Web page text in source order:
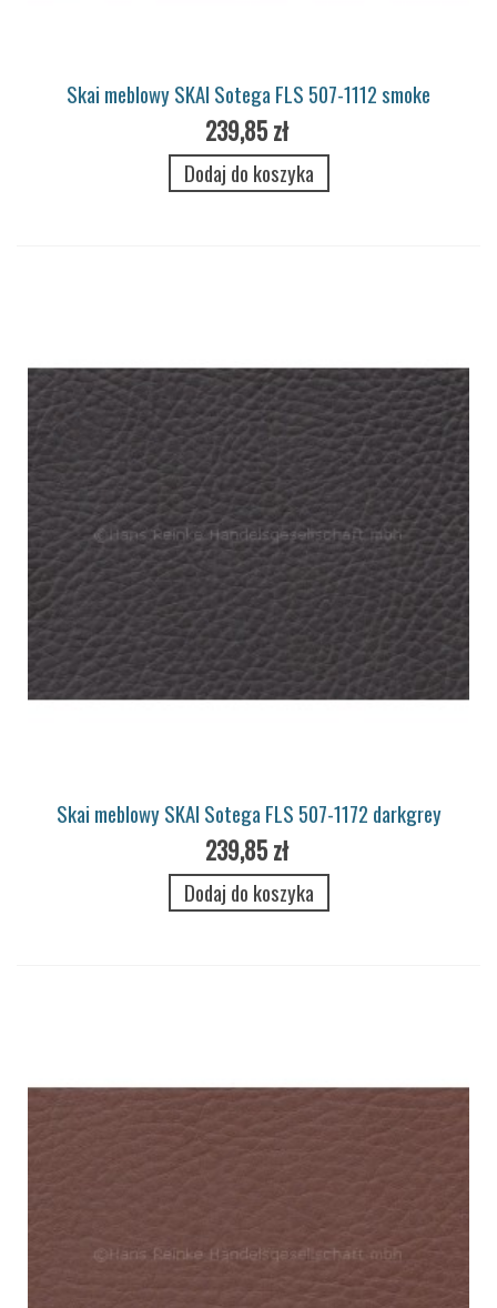
Skai meblowy SKAI Sotega FLS 507-1112 smoke
239,85 zł
Dodaj do koszyka
Skai meblowy SKAI Sotega FLS 507-1172 darkgrey
239,85 zł
Dodaj do koszyka